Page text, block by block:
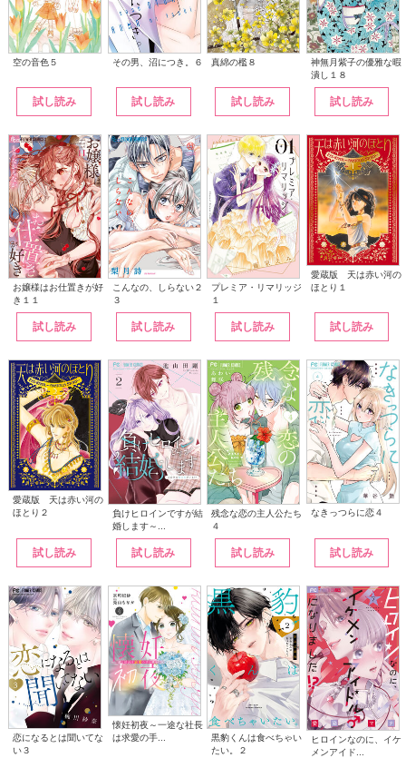
空の音色５
試し読み
その男、沼につき。６
試し読み
真綿の檻８
試し読み
神無月紫子の優雅な暇
潰し１８
試し読み
お嬢様はお仕置きが好
き１１
試し読み
こんなの、しらない２
３
試し読み
プレミア・リマリッジ
１
試し読み
愛蔵版 天は赤い河の
ほとり１
試し読み
愛蔵版 天は赤い河の
ほとり２
試し読み
負けヒロインですが結
婚します～...
試し読み
残念な恋の主人公たち
４
試し読み
なきっつらに恋４
試し読み
恋になるとは聞いてな
い３
懐妊初夜～一途な社長
は求愛の手...
黒豹くんは食べちゃい
たい。２
ヒロインなのに、イケ
メンアイド...